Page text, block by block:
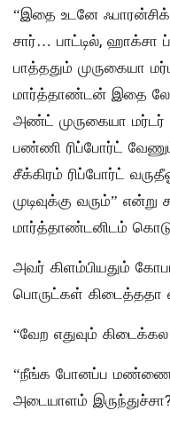
“இதை உடனே ஃபாரன்சிக்
சார்… பாட்டில்,
பாத்ததும் முருகையா
மார்த்தாண்டன் இதை
அண்ட் முருகையா மர்டர்
பண்ணி ரிப்போர்ட்
சீக்கிரம் ரிப்போர்ட்
முடிவுக்கு வரும்”
மார்த்தாண்டனிடம்
அவர் கிளம்பியதும்
பொருட்கள் கிடைத்ததா
“வேற எதுவும்
“நீங்க போனப்ப மண்ணை
அடையாளம்